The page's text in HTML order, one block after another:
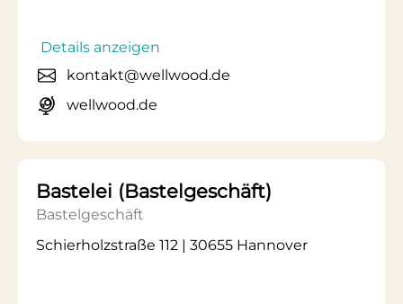
Details anzeigen
kontakt@wellwood.de
wellwood.de
Bastelei (Bastelgeschäft)
Bastelgeschäft
Schierholzstraße 112 | 30655 Hannover